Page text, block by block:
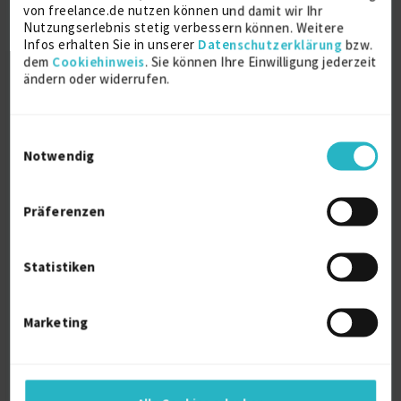
von freelance.de nutzen können und damit wir Ihr
Nutzungserlebnis stetig verbessern können. Weitere
Infos erhalten Sie in unserer Datenschutzerklärung bzw.
dem Cookiehinweis. Sie können Ihre Einwilligung jederzeit
ändern oder widerrufen.
Notwendig
Präferenzen
Statistiken
Marketing
Commerce, Business Management College
Ausbildung
1994
Winniza, Ukraine
Über mich
Reisebereitschaft, Führungserfahrung,
kontaktfreundlich, belastbar, pflichtbewusst,
pünktlich, sorgfältig, Professionalität,
Verantwortlichkeit, Sachkenntnis, interkulturelle
Kompetenz